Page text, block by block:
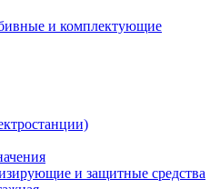
и комплектующие
и защитные средства